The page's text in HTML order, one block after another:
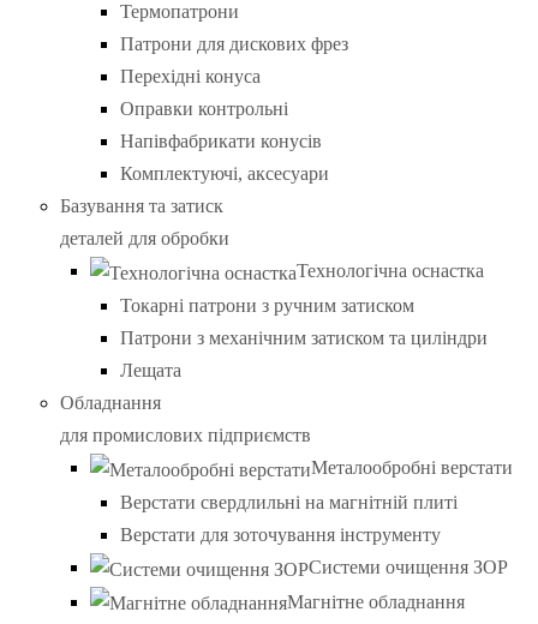
Термопатрони
Патрони для дискових фрез
Перехідні конуса
Оправки контрольні
Напівфабрикати конусів
Комплектуючі, аксесуари
Базування та затиск
деталей для обробки
Технологічна оснастка
Токарні патрони з ручним затиском
Патрони з механічним затиском та циліндри
Лещата
Обладнання
для промислових підприємств
Металообробні верстати
Верстати свердлильні на магнітній плиті
Верстати для зоточування інструменту
Системи очищення ЗОР
Магнітне обладнання